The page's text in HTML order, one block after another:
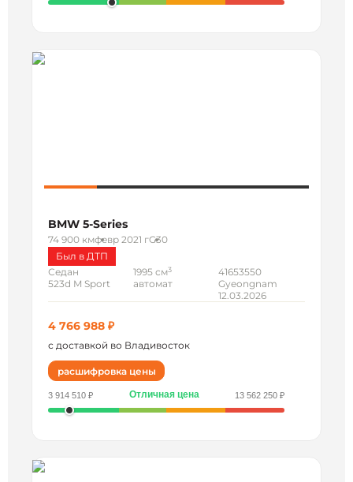
BMW 5-Series
74 900 кмфевр 2021 гG30
Был в ДТП
Седан
523d M Sport
1995 см3
автомат
41653550
Gyeongnam
12.03.2026
4 766 988 ₽
с доставкой во Владивосток
расшифровка цены
3 914 510 ₽ Отличная цена 13 562 250 ₽